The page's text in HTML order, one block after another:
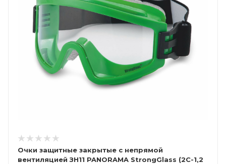
Очки защитные закрытые с непрямой
вентиляцией ЗН11 PANORAMA StrongGlass (2С-1,2